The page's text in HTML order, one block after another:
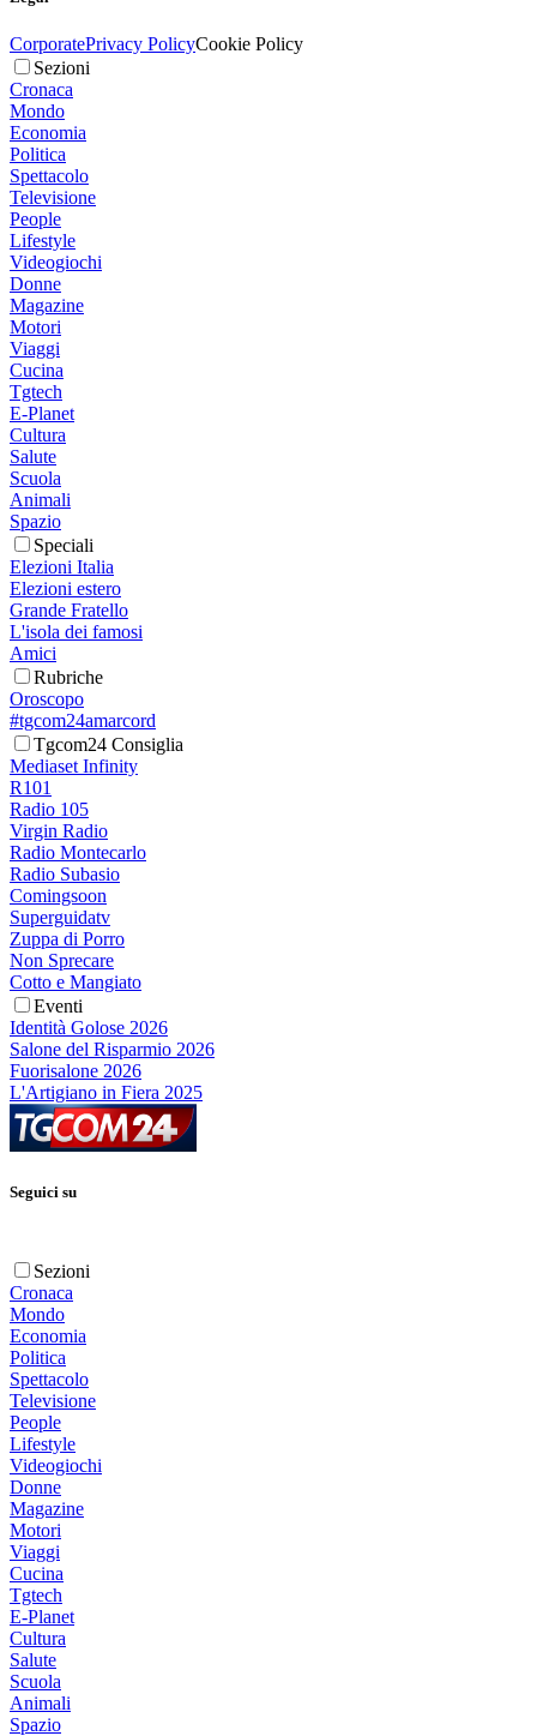
CorporatePrivacy PolicyCookie Policy
Sezioni
Cronaca
Mondo
Economia
Politica
Spettacolo
Televisione
People
Lifestyle
Videogiochi
Donne
Magazine
Motori
Viaggi
Cucina
Tgtech
E-Planet
Cultura
Salute
Scuola
Animali
Spazio
Speciali
Elezioni Italia
Elezioni estero
Grande Fratello
L'isola dei famosi
Amici
Rubriche
Oroscopo
#tgcom24amarcord
Tgcom24 Consiglia
Mediaset Infinity
R101
Radio 105
Virgin Radio
Radio Montecarlo
Radio Subasio
Comingsoon
Superguidatv
Zuppa di Porro
Non Sprecare
Cotto e Mangiato
Eventi
Identità Golose 2026
Salone del Risparmio 2026
Fuorisalone 2026
L'Artigiano in Fiera 2025
Seguici su
Sezioni
Cronaca
Mondo
Economia
Politica
Spettacolo
Televisione
People
Lifestyle
Videogiochi
Donne
Magazine
Motori
Viaggi
Cucina
Tgtech
E-Planet
Cultura
Salute
Scuola
Animali
Spazio